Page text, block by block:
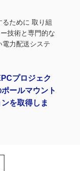
ために 取り組
技術と専門的な
力配送システ
プロジェク
ールマウント
を取得しま